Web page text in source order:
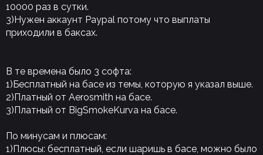
10000 раз в сутки.
3)Нужен аккаунт Paypal потому что выплаты
приходили в баксах.
В те времена было 3 софта:
1)Бесплатный на басе из темы, которую я указал выше.
2)Платный от Aerosmith на басе.
3)Платный от BigSmokeKurva на басе.
По минусам и плюсам:
1)Плюсы: бесплатный, если шаришь в басе, можно было